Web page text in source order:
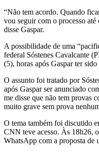
“Não tem acordo. Quando
vou seguir com o processo
disse Gaspar.
A possibilidade de uma
federal Sóstenes Cavalcante
(5), horas após Gaspar ter
O assunto foi tratado por
após Gaspar ser anunciado
me disse que não tem provas
muito grave sem prova
O tema também foi discutido
CNN teve acesso. Às 18h26,
WhatsApp com a proposta de